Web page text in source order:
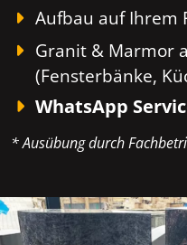
Aufbau auf Ihrem
Granit & Marmor
(Fensterbänke,
WhatsApp
* Ausübung durch